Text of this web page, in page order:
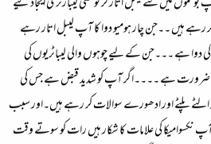
رہے ہیں ۔۔جن چار ہومیو دوا کا آپ لیبل اتار رہے
ہے ۔۔۔جن کے لیے چوہوں والی لیباٹریوں کی
ہے ۔۔۔۔اگر آپ کو شدید قبض ہے جس کی
پلٹے اور ادھورے سوالات کر رہے ہیں۔اور سبب
نکسوامیکا کی علامات کا شکار ہیں رات کو سوتے وقت